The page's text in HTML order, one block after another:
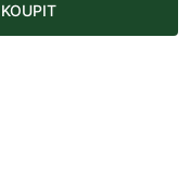
KOUPIT